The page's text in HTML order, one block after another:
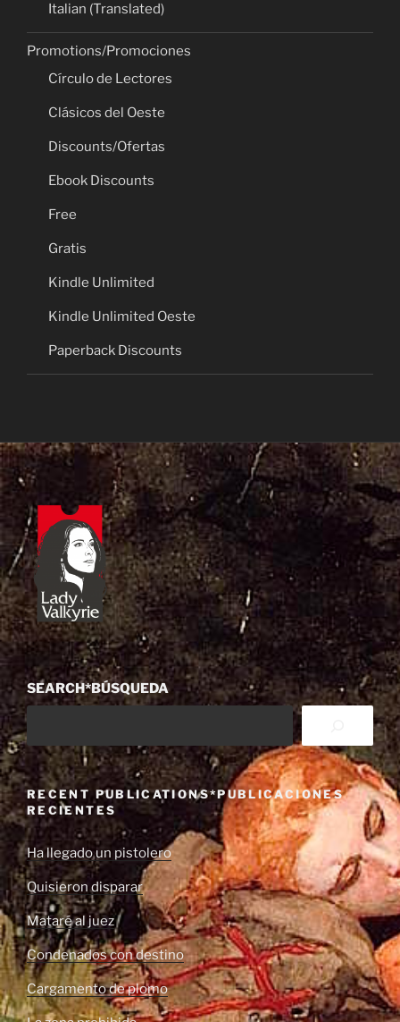
Italian (Translated)
Promotions/Promociones
Círculo de Lectores
Clásicos del Oeste
Discounts/Ofertas
Ebook Discounts
Free
Gratis
Kindle Unlimited
Kindle Unlimited Oeste
Paperback Discounts
SEARCH*BÚSQUEDA
RECENT PUBLICATIONS*PUBLICACIONES
RECIENTES
Ha llegado un pistolero
Quisieron disparar
Mataré al juez
Condenados con destino
Cargamento de plomo